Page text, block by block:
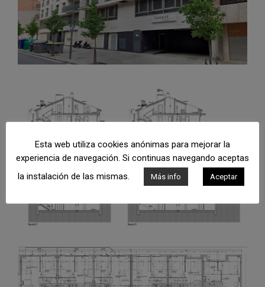
Esta web utiliza cookies anónimas para mejorar la
experiencia de navegación. Si continuas navegando aceptas
la instalación de las mismas.
Más info Aceptar